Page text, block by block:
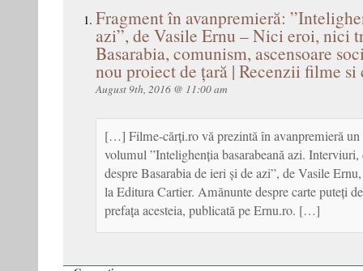
Fragment în avanpremieră:
azi”, de Vasile Ernu – Nici eroi, nici
Basarabia, comunism, ascensoare
nou proiect de țară | Recenzii filme si
August 9th, 2016 @ 11:00 am
[…] Filme-cărți.ro vă prezintă în avanpremieră
volumul ”Intelighenția basarabeană azi.
despre Basarabia de ieri și de azi”, de Vasile
la Editura Cartier. Amănunte despre carte puteți
prefața acesteia, publicată pe Ernu.ro. […]